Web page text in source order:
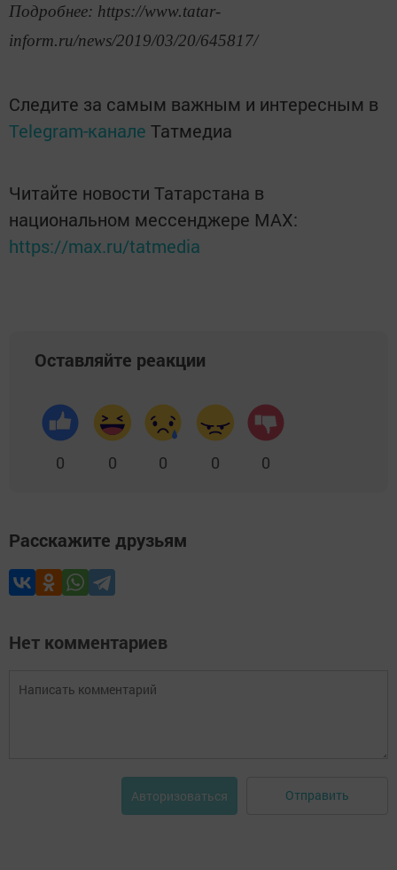
Подробнее: https://www.tatar-
inform.ru/news/2019/03/20/645817/
Следите за самым важным и интересным в
Telegram-канале Татмедиа
Читайте новости Татарстана в
национальном мессенджере MАХ:
https://max.ru/tatmedia
Оставляйте реакции
0 0 0 0 0
Расскажите друзьям
Нет комментариев
Авторизоваться Отправить